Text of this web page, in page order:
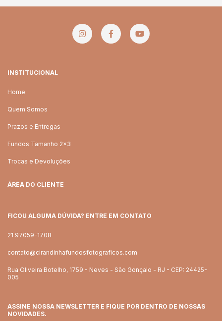
INSTITUCIONAL
Home
Quem Somos
Prazos e Entregas
Fundos Tamanho 2x3
Trocas e Devoluções
ÁREA DO CLIENTE
FICOU ALGUMA DÚVIDA? ENTRE EM CONTATO
21 97059-1708
contato@cirandinhafundosfotograficos.com
Rua Oliveira Botelho, 1759 - Neves - São Gonçalo - RJ - CEP: 24425-
005
ASSINE NOSSA NEWSLETTER E FIQUE POR DENTRO DE NOSSAS
NOVIDADES.